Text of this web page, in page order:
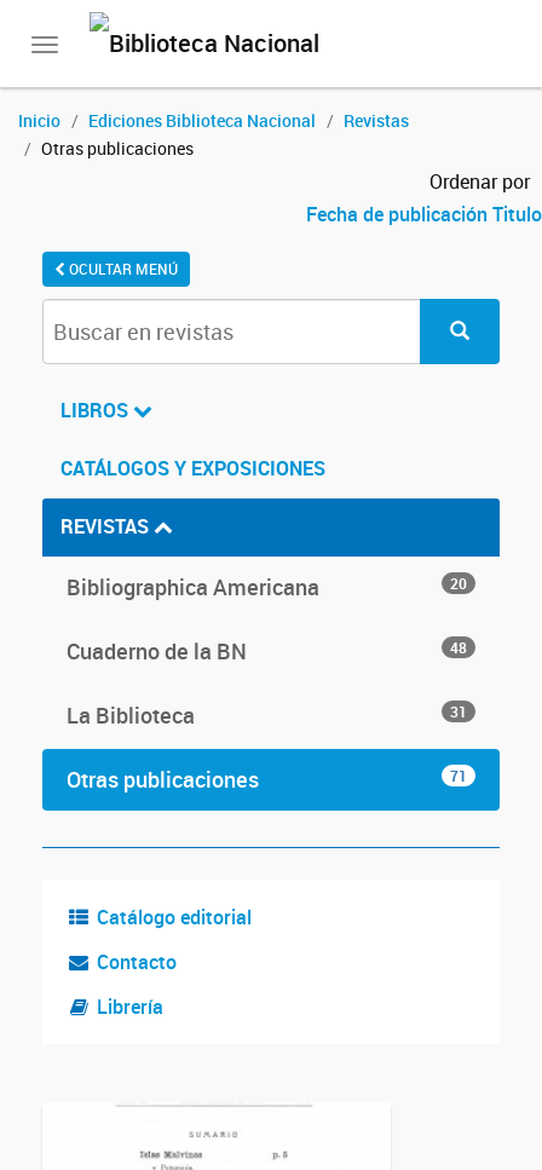
Toggle
Inicio Ediciones Biblioteca Nacional
Revistas
Otras publicaciones
Ordenar por
Fecha de publicaciónTitulo
OCULTAR MENÚ
LIBROS
CATÁLOGOS Y EXPOSICIONES
REVISTAS
Bibliographica Americana 20
Cuaderno de la BN 48
La Biblioteca 31
Otras publicaciones 71
Catálogo editorial
Contacto
Librería